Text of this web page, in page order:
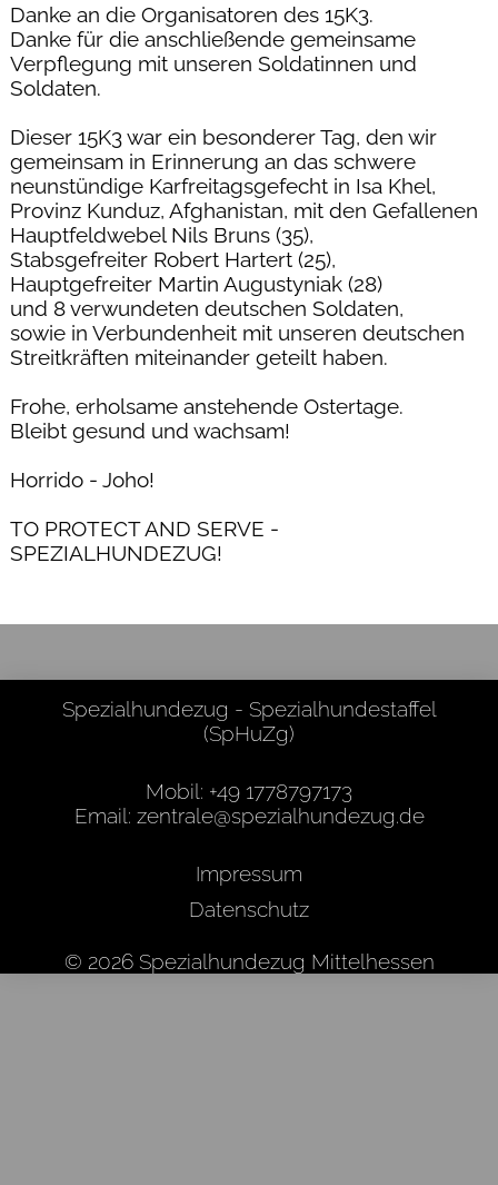
Danke an die Organisatoren des 15K3.
Danke für die anschließende gemeinsame
Verpflegung mit unseren Soldatinnen und
Soldaten.
Dieser 15K3 war ein besonderer Tag, den wir
gemeinsam in Erinnerung an das schwere
neunstündige Karfreitagsgefecht in Isa Khel,
Provinz Kunduz, Afghanistan, mit den Gefallenen
Hauptfeldwebel Nils Bruns (35),
Stabsgefreiter Robert Hartert (25),
Hauptgefreiter Martin Augustyniak (28)
und 8 verwundeten deutschen Soldaten,
sowie in Verbundenheit mit unseren deutschen
Streitkräften miteinander geteilt haben.
Frohe, erholsame anstehende Ostertage.
Bleibt gesund und wachsam!
Horrido - Joho!
TO PROTECT AND SERVE -
SPEZIALHUNDEZUG!
Spezialhundezug - Spezialhundestaffel
(SpHuZg)
Mobil: +49 1778797173
Email: zentrale@spezialhundezug.de
Impressum
Datenschutz
© 2026 Spezialhundezug Mittelhessen